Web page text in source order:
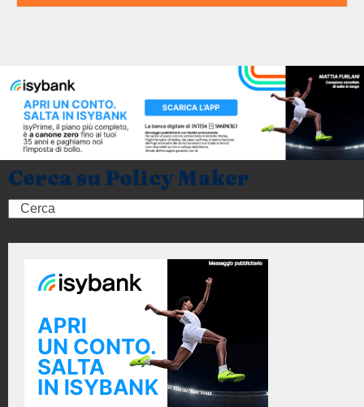
Cerca su Policy Maker
Search